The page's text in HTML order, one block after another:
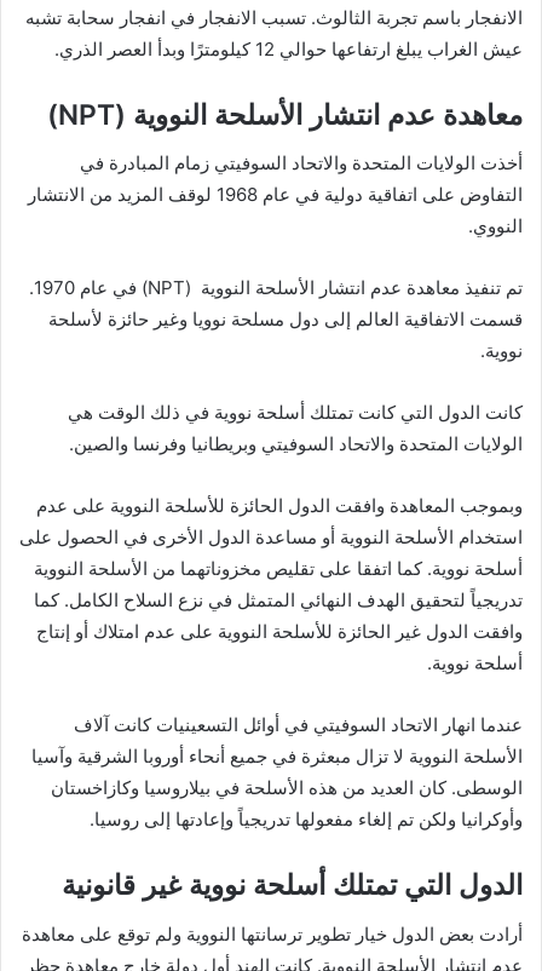
الانفجار باسم تجربة الثالوث. تسبب الانفجار في انفجار سحابة تشبه
عيش الغراب يبلغ ارتفاعها حوالي 12 كيلومترًا وبدأ العصر الذري.
معاهدة عدم انتشار الأسلحة النووية (NPT)
أخذت الولايات المتحدة والاتحاد السوفيتي زمام المبادرة في
التفاوض على اتفاقية دولية في عام 1968 لوقف المزيد من الانتشار
النووي.
تم تنفيذ معاهدة عدم انتشار الأسلحة النووية (NPT) في عام 1970.
قسمت الاتفاقية العالم إلى دول مسلحة نوويا وغير حائزة لأسلحة
نووية.
كانت الدول التي كانت تمتلك أسلحة نووية في ذلك الوقت هي
الولايات المتحدة والاتحاد السوفيتي وبريطانيا وفرنسا والصين.
وبموجب المعاهدة وافقت الدول الحائزة للأسلحة النووية على عدم
استخدام الأسلحة النووية أو مساعدة الدول الأخرى في الحصول على
أسلحة نووية. كما اتفقا على تقليص مخزوناتهما من الأسلحة النووية
تدريجياً لتحقيق الهدف النهائي المتمثل في نزع السلاح الكامل. كما
وافقت الدول غير الحائزة للأسلحة النووية على عدم امتلاك أو إنتاج
أسلحة نووية.
عندما انهار الاتحاد السوفيتي في أوائل التسعينيات كانت آلاف
الأسلحة النووية لا تزال مبعثرة في جميع أنحاء أوروبا الشرقية وآسيا
الوسطى. كان العديد من هذه الأسلحة في بيلاروسيا وكازاخستان
وأوكرانيا ولكن تم إلغاء مفعولها تدريجياً وإعادتها إلى روسيا.
الدول التي تمتلك أسلحة نووية غير قانونية
أرادت بعض الدول خيار تطوير ترسانتها النووية ولم توقع على معاهدة
عدم انتشار الأسلحة النووية. كانت الهند أول دولة خارج معاهدة حظر